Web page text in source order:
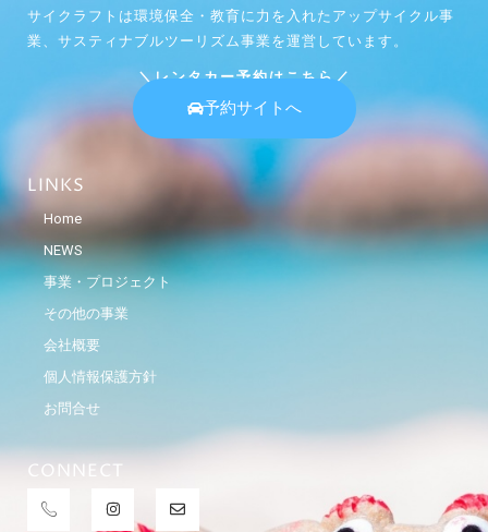
サイクラフトは環境保全・教育に力を入れたアップサイクル事
業、サスティナブルツーリズム事業を運営しています。
＼レンタカー予約はこちら／
予約サイトへ
LINKS
Home
NEWS
事業・プロジェクト
その他の事業
会社概要
個人情報保護方針
お問合せ
CONNECT